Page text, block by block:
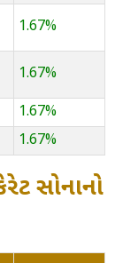
1.67%
1.67%
1.67%
1.67%
સોનાનો